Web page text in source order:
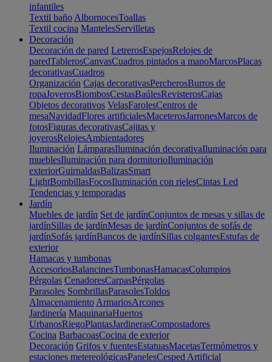
infantiles
Textil baño AlbornocesToallas
Textil cocina MantelesServilletas
Decoración
Decoración de pared LetrerosEspejosRelojes de
paredTablerosCanvasCuadros pintados a manoMarcosPlacas
decorativasCuadros
Organización Cajas decorativasPercherosBurros de
ropaJoyerosBiombosCestasBaúlesRevisterosCajas
Objetos decorativos VelasFarolesCentros de
mesaNavidadFlores artificialesMaceterosJarronesMarcos de
fotosFiguras decorativasCajitas y
joyerosRelojesAmbientadores
Iluminación LámparasIluminación decorativaIluminación para
mueblesIluminación para dormitorioIluminación
exteriorGuirnaldasBalizasSmart
LightBombillasFocosIluminación con rielesCintas Led
Tendencias y temporadas
Jardín
Muebles de jardín Set de jardínConjuntos de mesas y sillas de
jardínSillas de jardínMesas de jardínConjuntos de sofás de
jardínSofás jardínBancos de jardínSillas colgantesEstufas de
exterior
Hamacas y tumbonas
AccesoriosBalancinesTumbonasHamacasColumpios
Pérgolas CenadoresCarpasPérgolas
Parasoles SombrillasParasolesToldos
Almacenamiento ArmariosArcones
Jardinería MaquinariaHuertos
UrbanosRiegoPlantasJardinerasCompostadores
Cocina BarbacoasCocina de exterior
Decoración Grifos y fuentesEstatuasMacetasTermómetros y
estaciones metereológicasPanelesCesped Artificial